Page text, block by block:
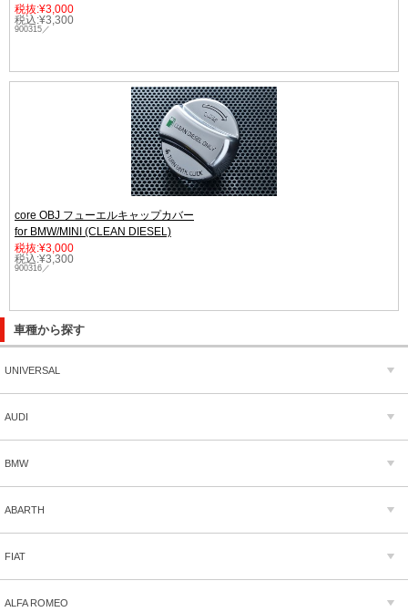
税抜:¥3,000
税込:¥3,300
900315／
core OBJ フューエルキャップカバー
for BMW/MINI (CLEAN DIESEL)
税抜:¥3,000
税込:¥3,300
900316／
車種から探す
UNIVERSAL
AUDI
BMW
ABARTH
FIAT
ALFA ROMEO